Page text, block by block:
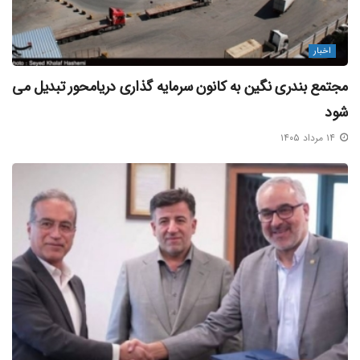
سرپرست وزارت امور اقتصادی و دارایی به همراه یک تیم فنی و
پشتیبانی عازم بندرعباس شد.
رسیدگی میدانی به مشکلات و تلاش برای هماهنگی ورود و
خروج کالا و عدم معطلی در ترخیص محموله های ضروری و دیدار
با مجروحان حادثه از جمله برنامه های فرود عسگری و تیم همراه
در این سفر است.
نخستین دستورالعمل گمرک در پی انفجار شدید در محوطه
کانتینری اسکله شهید رجایی
گمرک ایران در دستورالعمل فوری به همه گمرکات اعلام کرد تا از
ارسال محموله های صادراتی و ترانزیتی به مقصد گمرک شهید
رجایی بندرعباس تا اطلاع ثانوی خودداری کنند.
در حال حاضر عملیات خروج کالاهایی که تشریفات گمرکی آنها
اخبار
مجتمع بندری نگین به کانون سرمایه‌ گذاری دریامحور تبدیل می‌
شود